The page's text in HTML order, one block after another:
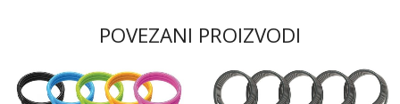
POVEZANI PROIZVODI